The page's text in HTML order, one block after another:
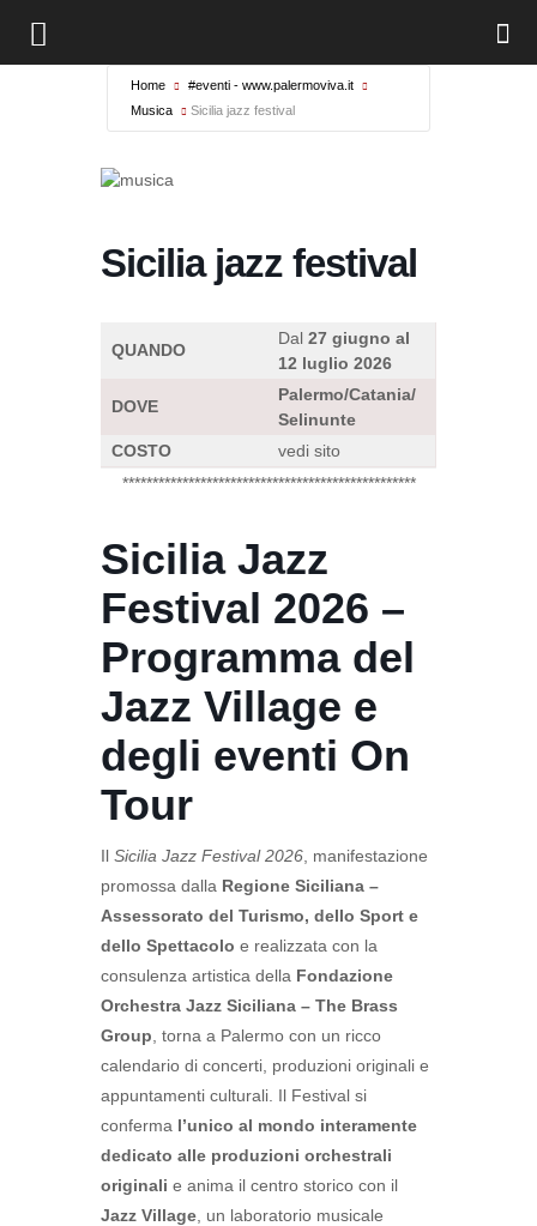
Home
#eventi - www.palermoviva.it
Musica
Sicilia jazz festival
Sicilia jazz festival
QUANDO
Dal 27 giugno al
12 luglio 2026
DOVE
Palermo/Catania/
Selinunte
COSTO
vedi sito
*************************************************
Sicilia Jazz
Festival 2026 –
Programma del
Jazz Village e
degli eventi On
Tour
Il Sicilia Jazz Festival 2026 , manifestazione
promossa dalla Regione Siciliana –
Assessorato del Turismo, dello Sport e
dello Spettacolo e realizzata con la
consulenza artistica della Fondazione
Orchestra Jazz Siciliana – The Brass
Group , torna a Palermo con un ricco
calendario di concerti, produzioni originali e
appuntamenti culturali. Il Festival si
conferma l’unico al mondo interamente
dedicato alle produzioni orchestrali
originali e anima il centro storico con il
Jazz Village , un laboratorio musicale